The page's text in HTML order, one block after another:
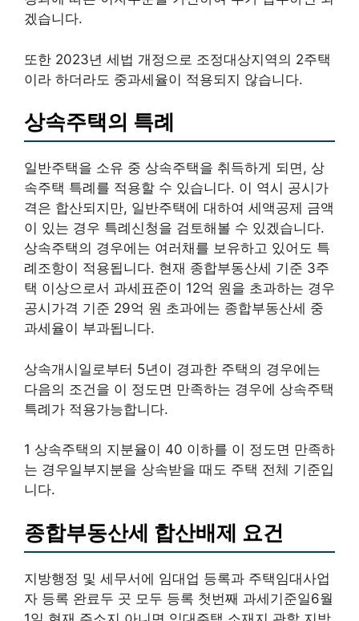
겠습니다.
또한 2023년 세법 개정으로 조정대상지역의 2주택
이라 하더라도 중과세율이 적용되지 않습니다.
상속주택의 특례
일반주택을 소유 중 상속주택을 취득하게 되면, 상
속주택 특례를 적용할 수 있습니다. 이 역시 공시가
격은 합산되지만, 일반주택에 대하여 세액공제 금액
이 있는 경우 특례신청을 검토해볼 수 있겠습니다.
상속주택의 경우에는 여러채를 보유하고 있어도 특
례조항이 적용됩니다. 현재 종합부동산세 기준 3주
택 이상으로서 과세표준이 12억 원을 초과하는 경우
공시가격 기준 29억 원 초과에는 종합부동산세 중
과세율이 부과됩니다.
상속개시일로부터 5년이 경과한 주택의 경우에는
다음의 조건을 이 정도면 만족하는 경우에 상속주택
특례가 적용가능합니다.
1 상속주택의 지분율이 40 이하를 이 정도면 만족하
는 경우일부지분을 상속받을 때도 주택 전체 기준입
니다.
종합부동산세 합산배제 요건
지방행정 및 세무서에 임대업 등록과 주택임대사업
자 등록 완료두 곳 모두 등록 첫번째 과세기준일6월